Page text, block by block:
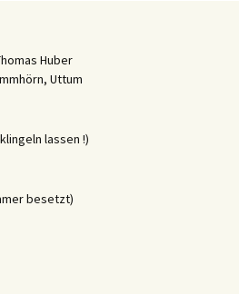
Huber
Uttum
lassen !)
besetzt)